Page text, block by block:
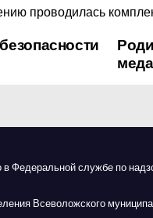
проводилась
в Федеральной службе по
Всеволожского